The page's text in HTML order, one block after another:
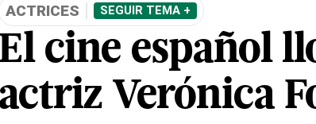
ACTRICES SEGUIR TEMA +
El cine español
actriz Verónica